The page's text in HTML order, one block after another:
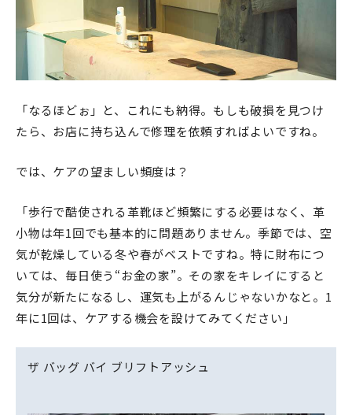
「なるほどぉ」と、これにも納得。もしも破損を見つけ
たら、お店に持ち込んで修理を依頼すればよいですね。
では、ケアの望ましい頻度は？
「歩行で酷使される革靴ほど頻繁にする必要はなく、革
小物は年1回でも基本的に問題ありません。季節では、空
気が乾燥している冬や春がベストですね。特に財布につ
いては、毎日使う“お金の家”。その家をキレイにすると
気分が新たになるし、運気も上がるんじゃないかなと。1
年に1回は、ケアする機会を設けてみてください」
ザ バッグ バイ ブリフトアッシュ